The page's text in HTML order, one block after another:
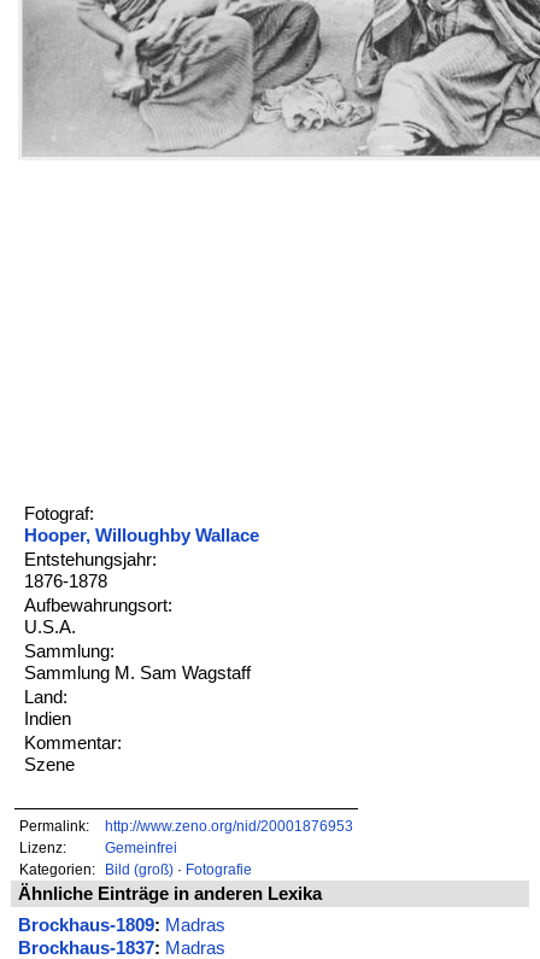
Fotograf:
Hooper, Willoughby Wallace
Entstehungsjahr:
1876-1878
Aufbewahrungsort:
U.S.A.
Sammlung:
Sammlung M. Sam Wagstaff
Land:
Indien
Kommentar:
Szene
Permalink:
http://www.zeno.org/nid/20001876953
Lizenz:
Gemeinfrei
Kategorien:
Bild (groß)· Fotografie
Ähnliche Einträge in anderen Lexika
Brockhaus-1809: Madras
Brockhaus-1837: Madras